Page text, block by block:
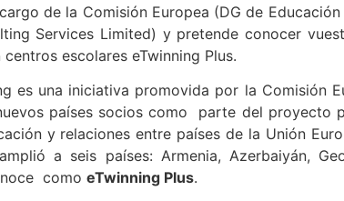
de la Comisión Europea (DG de
Services Limited) y pretende conocer
escolares eTwinning Plus.
es una iniciativa promovida por la Comisión
países socios como parte del proyecto
y relaciones entre países de la Unión
a seis países: Armenia, Azerbaiyán,
como eTwinning Plus.